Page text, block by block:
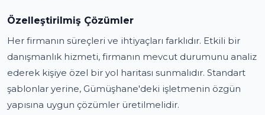
Özelleştirilmiş Çözümler
Her firmanın süreçleri ve ihtiyaçları farklıdır. Etkili bir
danışmanlık hizmeti, firmanın mevcut durumunu analiz
ederek kişiye özel bir yol haritası sunmalıdır. Standart
şablonlar yerine, Gümüşhane'deki işletmenin özgün
yapısına uygun çözümler üretilmelidir.